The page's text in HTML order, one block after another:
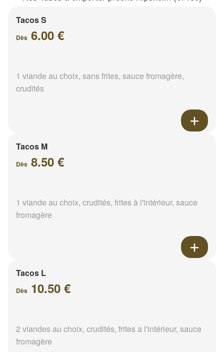
Tacos S
Dès 6.00 €
1 viande au choix, sans frites, sauce fromagère,
crudités
Tacos M
Dès 8.50 €
1 viande au choix, crudités, frites à l'intérieur, sauce
fromagère
Tacos L
Dès 10.50 €
2 viandes au choix, crudités, frites a l'intérieur, sauce
fromagère